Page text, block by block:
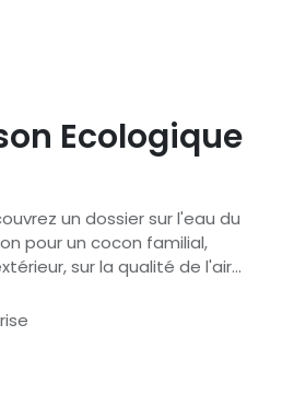
Ecologique
un dossier sur l'eau du
pour un cocon familial,
sur la qualité de l'air...